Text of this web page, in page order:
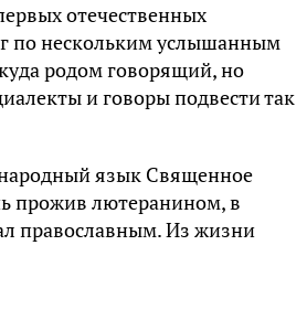
отечественных
по нескольким услышанным
родом говорящий, но
и говоры подвести так
язык Священное
прожив лютеранином, в
православным. Из жизни